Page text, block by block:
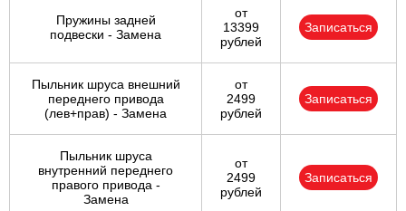
Пружины задней
подвески - Замена
от
13399
рублей
Записаться
Пыльник шруса внешний
переднего привода
(лев+прав) - Замена
от
2499
рублей
Записаться
Пыльник шруса
внутренний переднего
правого привода -
Замена
от
2499
рублей
Записаться